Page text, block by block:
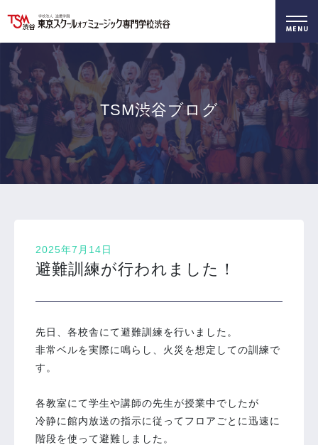
学科・専攻 資料請求 オープンキャンパス
TSM渋谷ブログ
2025年7月14日
避難訓練が行われました！
先日、各校舎にて避難訓練を行いました。
非常ベルを実際に鳴らし、火災を想定しての訓練で
す。
各教室にて学生や講師の先生が授業中でしたが
冷静に館内放送の指示に従ってフロアごとに迅速に
階段を使って避難しました。